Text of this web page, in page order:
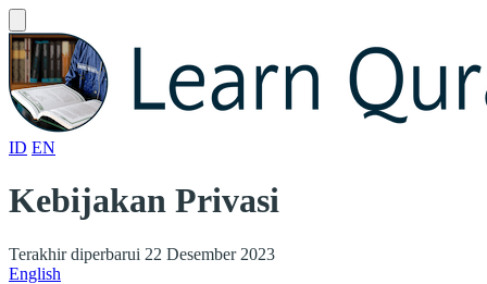
ID EN
Kebijakan Privasi
Terakhir diperbarui 22 Desember 2023
English